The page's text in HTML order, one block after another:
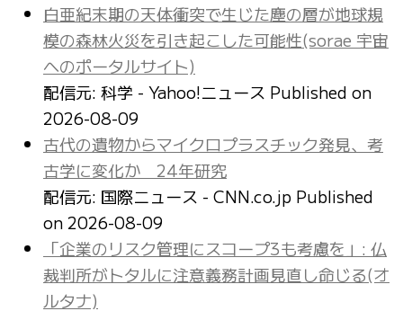
白亜紀末期の天体衝突で生じた塵の層が地球規
模の森林火災を引き起こした可能性(sorae 宇宙
へのポータルサイト)
配信元: 科学 - Yahoo!ニュース Published on
2026-08-09
古代の遺物からマイクロプラスチック発見、考
古学に変化か 24年研究
配信元: 国際ニュース - CNN.co.jp Published
on 2026-08-09
「企業のリスク管理にスコープ3も考慮を」: 仏
裁判所がトタルに注意義務計画見直し命じる(オ
ルタナ)